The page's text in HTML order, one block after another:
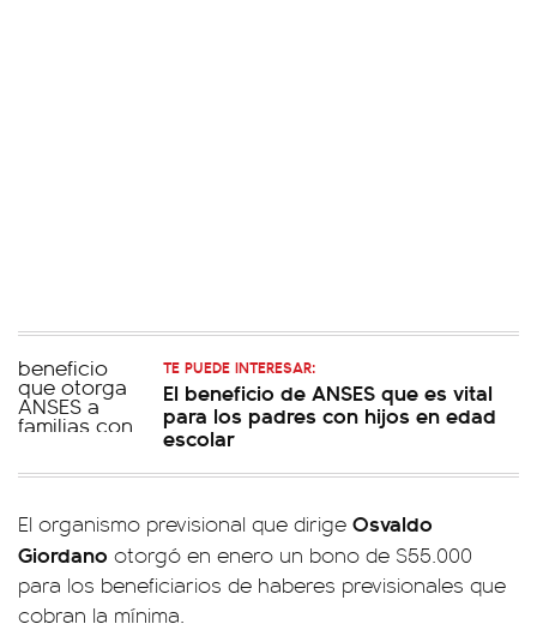
TE PUEDE INTERESAR:
El beneficio de ANSES que es vital
para los padres con hijos en edad
escolar
El organismo previsional que dirige Osvaldo
Giordano otorgó en enero un bono de $55.000
para los beneficiarios de haberes previsionales que
cobran la mínima.